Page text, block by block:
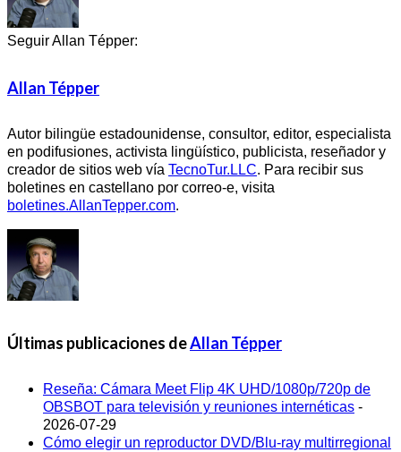
Seguir Allan Tépper:
Allan Tépper
Autor bilingüe estadounidense, consultor, editor, especialista
en podifusiones, activista lingüístico, publicista, reseñador y
creador de sitios web vía TecnoTur.LLC. Para recibir sus
boletines en castellano por correo-e, visita
boletines.AllanTepper.com.
Últimas publicaciones deAllan Tépper
Reseña: Cámara Meet Flip 4K UHD/1080p/720p de
OBSBOT para televisión y reuniones internéticas -
2026-07-29
Cómo elegir un reproductor DVD/Blu-ray multirregional